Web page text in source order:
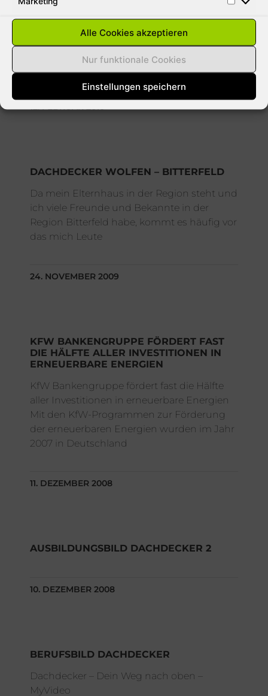
Alle Cookies akzeptieren
Nur funktionale Cookies
Einstellungen speichern
Aus gegebenen Anlass weisen wie darauf
hin das bei der momentanen Wetterlage
jeder Hausbesitzer für Schäden durch
meisten versicherungen
12. FEBRUAR 2010
DACHDECKER WOLFEN – BITTERFELD
Da mein Elternhaus in der Region steht und
ich viele Freunde und Bekannte in der
Region Bitterfeld habe, kommt es häufig vor
das mich Leute
24. NOVEMBER 2009
KFW BANKENGRUPPE FÖRDERT FAST
DIE HÄLFTE ALLER INVESTITIONEN IN
ERNEUERBARE ENERGIEN
KfW Bankengruppe fördert fast die Hälfte
aller Investitionen in erneuerbare Energien
Mit den KfW-Programmen zur Förderung
der erneuerbaren Energien wurden im Jahr
2007 in Deutschland
11. DEZEMBER 2008
AUSBILDUNGSBILD DACHDECKER 2
10. DEZEMBER 2008
BERUFSBILD DACHDECKER
Dachdecker – Dein Weg nach oben –
MyVideo